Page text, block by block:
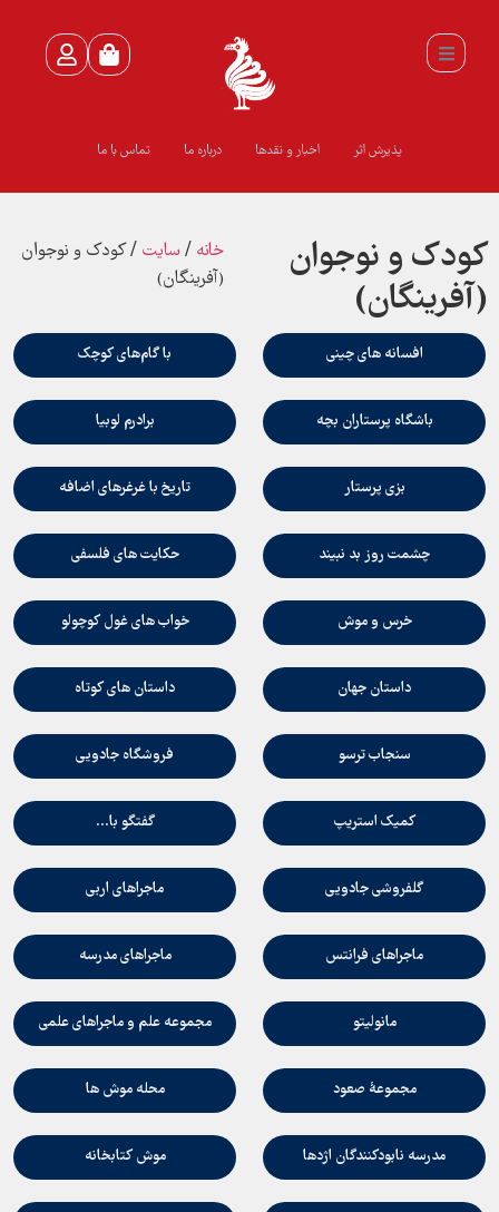
پذیرش اثر اخبار و نقدها درباره ما تماس با ما
كودك و نوجوان
(آفرينگان)
خانه / سايت / كودك و نوجوان
(آفرينگان)
افسانه هاي چيني با گام‌هاي كوچك
باشگاه پرستاران بچه برادرم لوبيا
بزي پرستار تاريخ با غرغرهاي اضافه
چشمت روز بد نبيند حكايت هاي فلسفي
خرس و موش خواب هاي غول كوچولو
داستان جهان داستان هاي كوتاه
سنجاب ترسو فروشگاه جادويي
كميك استريپ گفتگو با...
گلفروشي جادويي ماجراهاي اربي
ماجراهاي فرانتس ماجراهاي مدرسه
مانوليتو مجموعه علم و ماجراهاي علمي
مجموعۀ صعود محله موش ها
مدرسه نابودكنندگان اژدها موش كتابخانه